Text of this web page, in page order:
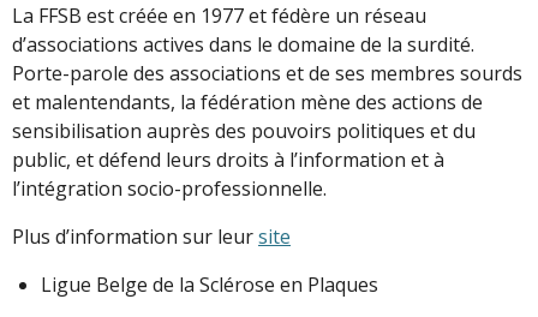
La FFSB est créée en 1977 et fédère un réseau
d’associations actives dans le domaine de la surdité.
Porte-parole des associations et de ses membres sourds
et malentendants, la fédération mène des actions de
sensibilisation auprès des pouvoirs politiques et du
public, et défend leurs droits à l’information et à
l’intégration socio-professionnelle.
Plus d’information sur leursite
Ligue Belge de la Sclérose en Plaques